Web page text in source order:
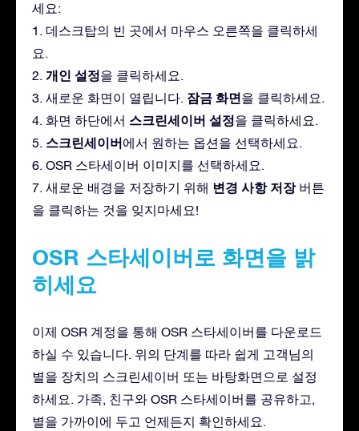
세요:
1. 데스크탑의 빈 곳에서 마우스 오른쪽을 클릭하세
요.
2. 개인 설정을 클릭하세요.
3. 새로운 화면이 열립니다. 잠금 화면을 클릭하세요.
4. 화면 하단에서 스크린세이버 설정을 클릭하세요.
5. 스크린세이버에서 원하는 옵션을 선택하세요.
6. OSR 스타세이버 이미지를 선택하세요.
7. 새로운 배경을 저장하기 위해 변경 사항 저장버튼
을 클릭하는 것을 잊지마세요!
OSR 스타세이버로 화면을 밝
히세요
이제 OSR 계정을 통해 OSR 스타세이버를 다운로드
하실 수 있습니다. 위의 단계를 따라 쉽게 고객님의
별을 장치의 스크린세이버 또는 바탕화면으로 설정
하세요. 가족, 친구와 OSR 스타세이버를 공유하고,
별을 가까이에 두고 언제든지 확인하세요.